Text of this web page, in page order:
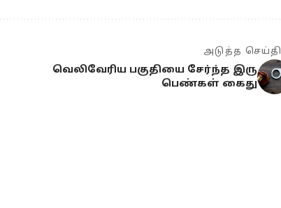
அடுத்த செய்தி
வெலிவேரிய பகுதியை சேர்ந்த இரு
பெண்கள் கைது